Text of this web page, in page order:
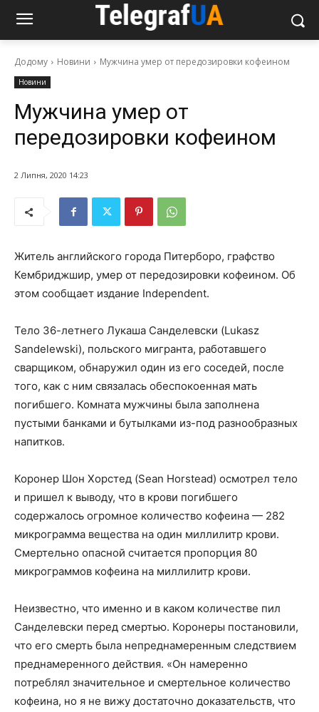
Додому Новини Мужчина умер от передозировки кофеином
Новини
Мужчина умер от
передозировки кофеином
2 Липня, 2020 14:23
Житель английского города Питерборо, графство
Кембриджшир, умер от передозировки кофеином. Об
этом сообщает издание Independent.
Тело 36-летнего Лукаша Санделевски (Lukasz
Sandelewski), польского мигранта, работавшего
сварщиком, обнаружил один из его соседей, после
того, как с ним связалась обеспокоенная мать
погибшего. Комната мужчины была заполнена
пустыми банками и бутылками из-под разнообразных
напитков.
Коронер Шон Хорстед (Sean Horstead) осмотрел тело
и пришел к выводу, что в крови погибшего
содержалось огромное количество кофеина — 282
микрограмма вещества на один миллилитр крови.
Смертельно опасной считается пропорция 80
микрограммов кофеина на миллилитр крови.
Неизвестно, что именно и в каком количестве пил
Санделевски перед смертью. Коронеры постановили,
что его смерть была непреднамеренным следствием
преднамеренного действия. «Он намеренно
потреблял значительное и смертельное количество
кофеина, но я не вижу достаточно доказательств, что